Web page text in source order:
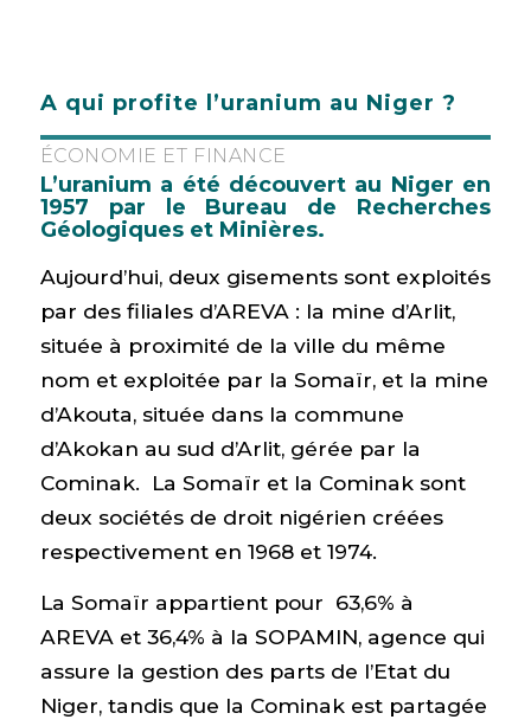
A qui profite l’uranium au Niger ?
ÉCONOMIE ET FINANCE
L’uranium a été découvert au Niger en
1957 par le Bureau de Recherches
Géologiques et Minières.
Aujourd’hui, deux gisements sont exploités
par des filiales d’AREVA : la mine d’Arlit,
située à proximité de la ville du même
nom et exploitée par la Somaïr, et la mine
d’Akouta, située dans la commune
d’Akokan au sud d’Arlit, gérée par la
Cominak. La Somaïr et la Cominak sont
deux sociétés de droit nigérien créées
respectivement en 1968 et 1974.
La Somaïr appartient pour 63,6% à
AREVA et 36,4% à la SOPAMIN, agence qui
assure la gestion des parts de l’Etat du
Niger, tandis que la Cominak est partagée